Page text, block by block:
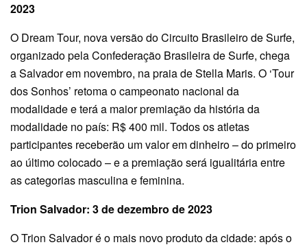
2023
O Dream Tour, nova versão do Circuito Brasileiro de Surfe,
organizado pela Confederação Brasileira de Surfe, chega
a Salvador em novembro, na praia de Stella Maris. O ‘Tour
dos Sonhos’ retoma o campeonato nacional da
modalidade e terá a maior premiação da história da
modalidade no país: R$ 400 mil. Todos os atletas
participantes receberão um valor em dinheiro – do primeiro
ao último colocado – e a premiação será igualitária entre
as categorias masculina e feminina.
Trion Salvador: 3 de dezembro de 2023
O Trion Salvador é o mais novo produto da cidade: após o